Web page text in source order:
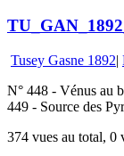
Tusey Gasne 1892|
N° 448 - Vénus au
449 - Source des
374 vues au total, 0